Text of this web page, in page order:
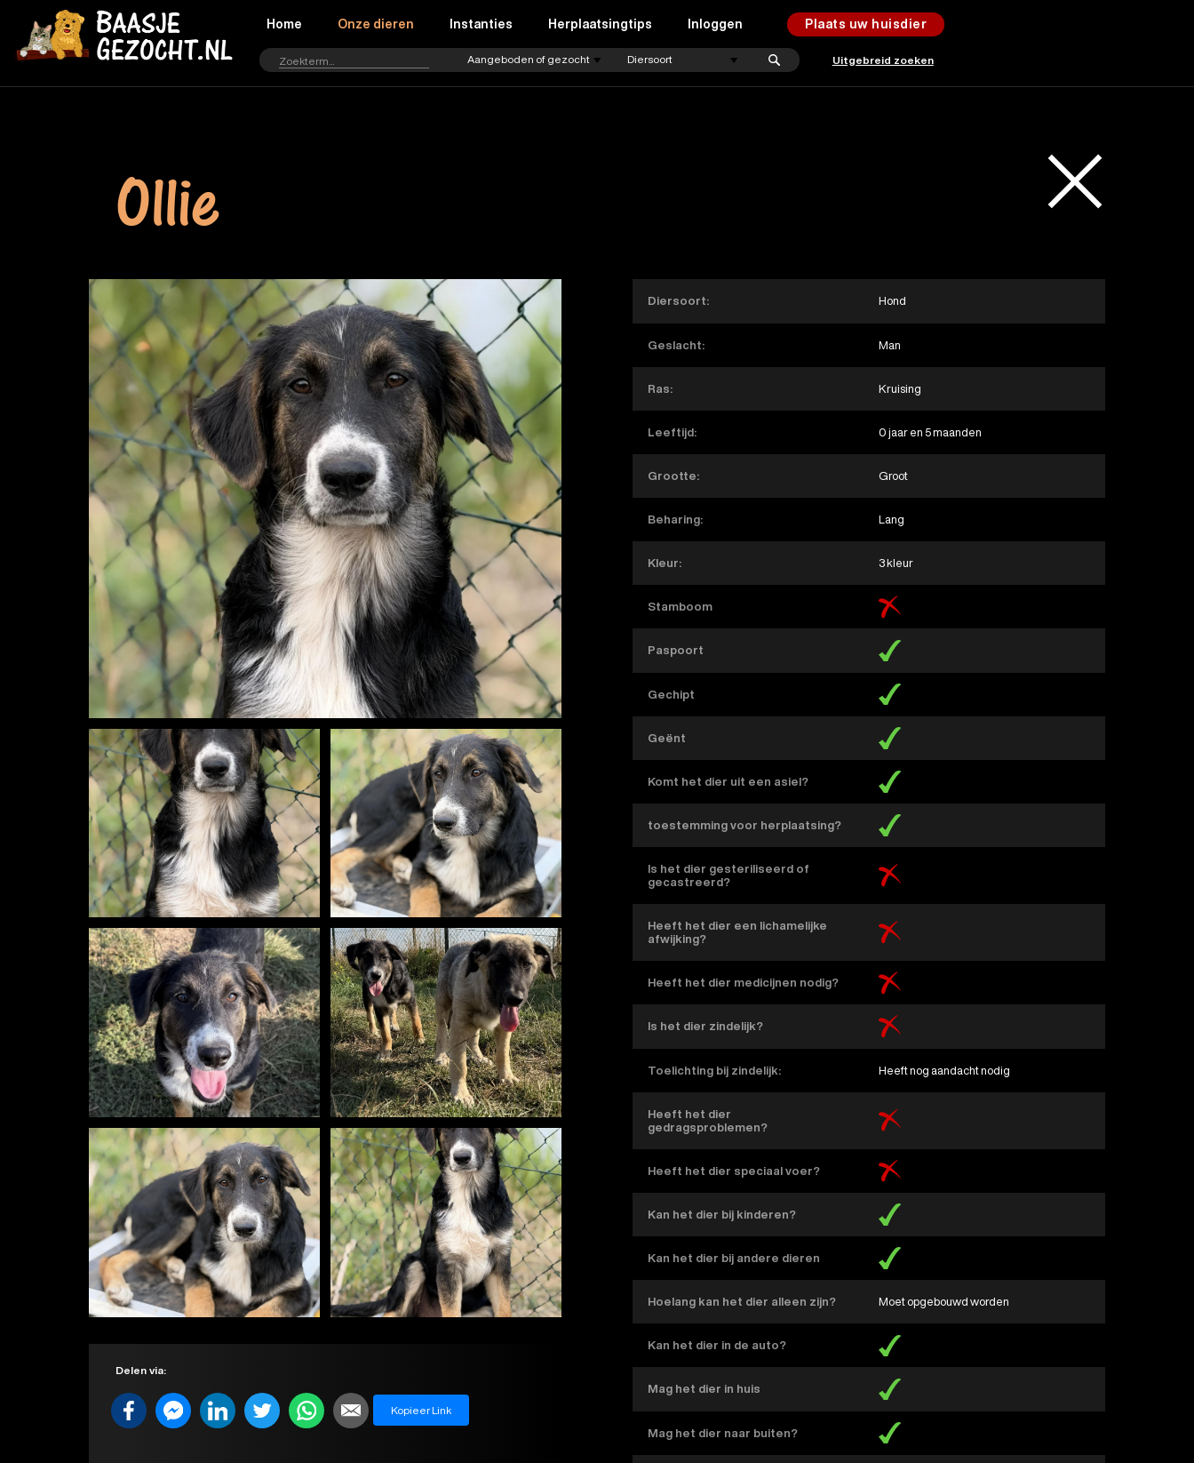
Home Onze dieren Instanties Herplaatsingtips Inloggen Plaats uw huisdier
Uitgebreid zoeken
Ollie
Delen via:
Kopieer Link
Diersoort: Hond
Geslacht: Man
Ras: Kruising
Leeftijd: 0 jaar en 5 maanden
Grootte: Groot
Beharing: Lang
Kleur: 3 kleur
Stamboom
Paspoort
Gechipt
Geënt
Komt het dier uit een asiel?
toestemming voor herplaatsing?
Is het dier gesteriliseerd of
gecastreerd?
Heeft het dier een lichamelijke
afwijking?
Heeft het dier medicijnen nodig?
Is het dier zindelijk?
Toelichting bij zindelijk: Heeft nog aandacht nodig
Heeft het dier
gedragsproblemen?
Heeft het dier speciaal voer?
Kan het dier bij kinderen?
Kan het dier bij andere dieren
Hoelang kan het dier alleen zijn? Moet opgebouwd worden
Kan het dier in de auto?
Mag het dier in huis
Mag het dier naar buiten?